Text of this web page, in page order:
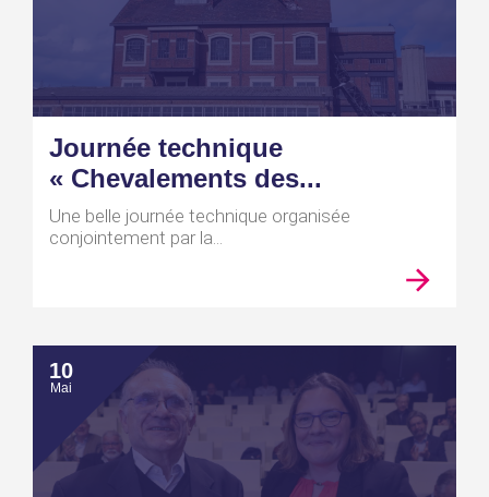
Journée technique
« Chevalements des...
Une belle journée technique organisée
conjointement par la...
10
Mai